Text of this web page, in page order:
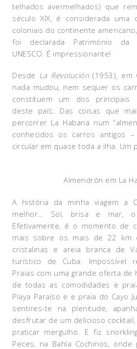
telhados avermelhados) que
século XIX, é considerada uma
coloniais do continente
foi declarada Património da
UNESCO. É impressionante!
Desde La Revolución (1953), em
nada mudou, nem sequer os
constituem um dos principais
deste país. Das coisas que
percorrer La Habana num
conhecidos os carros antigos
circular em quase toda a ilha. Um
Almendrón em La
A história da minha viagem a
melhor… Sol, brisa e mar,
Efetivamente, é o momento de
mais sobre os mais de 22 km
cristalinas e areia branca de
turístico de Cuba. Impossível
Praias com uma grande oferta de
de todas as comodidades e
Playa Paraíso e e praia do Cayo
sentires-te na plenitude,
desfrutar de um delicioso
praticar mergulho. E fiz
Peces, na Bahía Cochinos,